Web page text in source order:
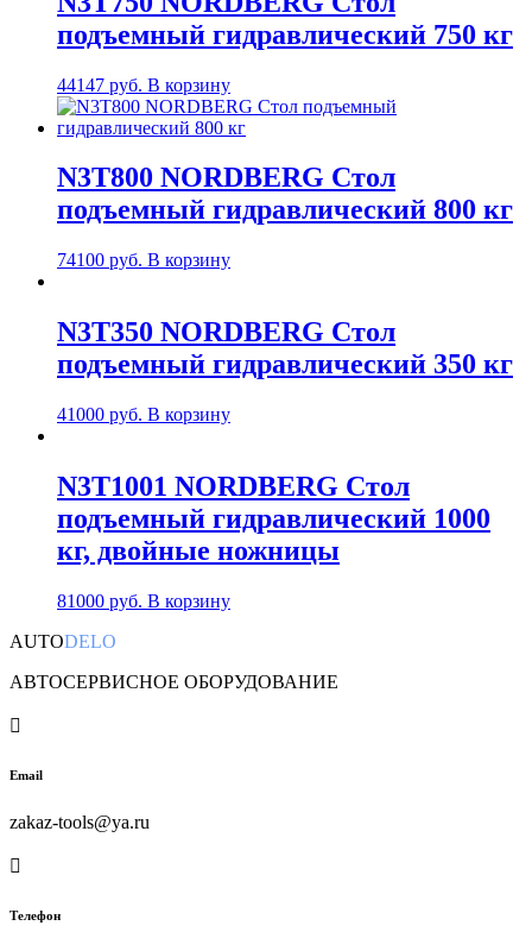
подъемный гидравлический 750 кг
44147 руб. В корзину
N3T800 NORDBERG Стол
подъемный гидравлический 800 кг
74100 руб. В корзину
N3T350 NORDBERG Стол
подъемный гидравлический 350 кг
41000 руб. В корзину
N3T1001 NORDBERG Стол
подъемный гидравлический 1000
кг, двойные ножницы
81000 руб. В корзину
AUTODELO
АВТОСЕРВИСНОЕ ОБОРУДОВАНИЕ

Email
zakaz-tools@ya.ru

Телефон